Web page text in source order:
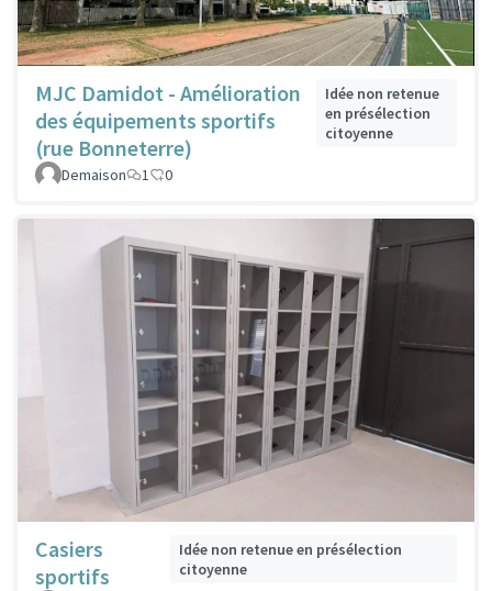
MJC Damidot - Amélioration
des équipements sportifs
(rue Bonneterre)
Idée non retenue
en présélection
citoyenne
Demaison 1 0
Casiers
sportifs
Idée non retenue en présélection
citoyenne